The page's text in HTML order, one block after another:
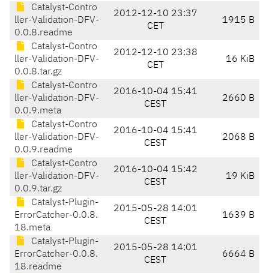
Catalyst-Contro
ller-Validation-DFV-
0.0.8.readme
2012-12-10 23:37
CET
1915 B
Catalyst-Contro
ller-Validation-DFV-
0.0.8.tar.gz
2012-12-10 23:38
CET
16 KiB
Catalyst-Contro
ller-Validation-DFV-
0.0.9.meta
2016-10-04 15:41
CEST
2660 B
Catalyst-Contro
ller-Validation-DFV-
0.0.9.readme
2016-10-04 15:41
CEST
2068 B
Catalyst-Contro
ller-Validation-DFV-
0.0.9.tar.gz
2016-10-04 15:42
CEST
19 KiB
Catalyst-Plugin-
ErrorCatcher-0.0.8.
18.meta
2015-05-28 14:01
CEST
1639 B
Catalyst-Plugin-
ErrorCatcher-0.0.8.
18.readme
2015-05-28 14:01
CEST
6664 B